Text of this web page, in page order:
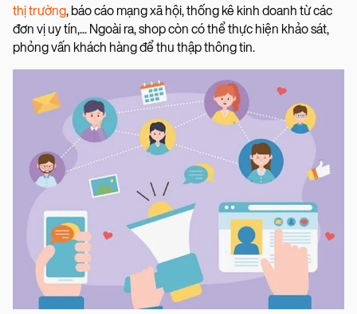
thị trường, báo cáo mạng xã hội, thống kê kinh doanh từ các
đơn vị uy tín,... Ngoài ra, shop còn có thể thực hiện khảo sát,
phỏng vấn khách hàng để thu thập thông tin.